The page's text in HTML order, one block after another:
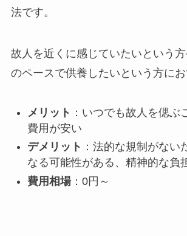
法です。
故人を近くに感じていたいという
のペースで供養したいという方にお
メリット ：いつでも故人を偲ぶ
費用が安い
デメリット ：法的な規制がない
なる可能性がある、精神的な負
費用相場：0円～